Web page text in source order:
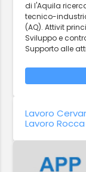
di l'Aquila
tecnico-
(AQ). Attivit
Sviluppo e
Supporto alle
Lavoro
Lavoro